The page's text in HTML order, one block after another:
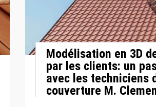
Modélisation en 3D
par les clients: un
avec les techniciens
couverture M.